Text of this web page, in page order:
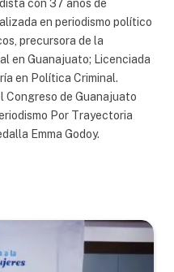
con 37 años de
en periodismo político
precursora de la
en Guanajuato; Licenciada
en Política Criminal.
Congreso de Guanajuato
Por Trayectoria
Emma Godoy.